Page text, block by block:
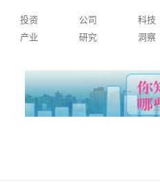
投资 公司
科技
产业 研究 洞察